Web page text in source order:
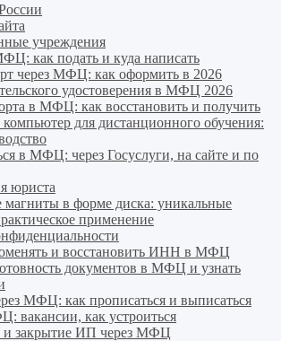
учреждения
как подать и куда написать
через МФЦ: как оформить в 2026
удостоверения в МФЦ 2026
в МФЦ: как восстановить и получить
для дистанционного обучения:
в МФЦ: через Госуслуги, на сайте и по
юриста
в форме диска: уникальные
применение
и восстановить ИНН в МФЦ
документов в МФЦ и узнать
МФЦ: как прописаться и выписаться
вакансии, как устроиться
и закрытие ИП через МФЦ